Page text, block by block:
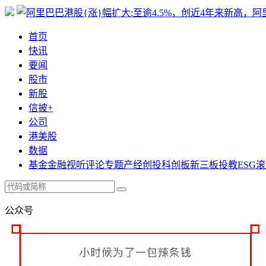
首页
快讯
要闻
股市
新股
信披+
公司
港美股
数据
基金金融视听评论专题产经创投科创板新三板投教ESG
公众号